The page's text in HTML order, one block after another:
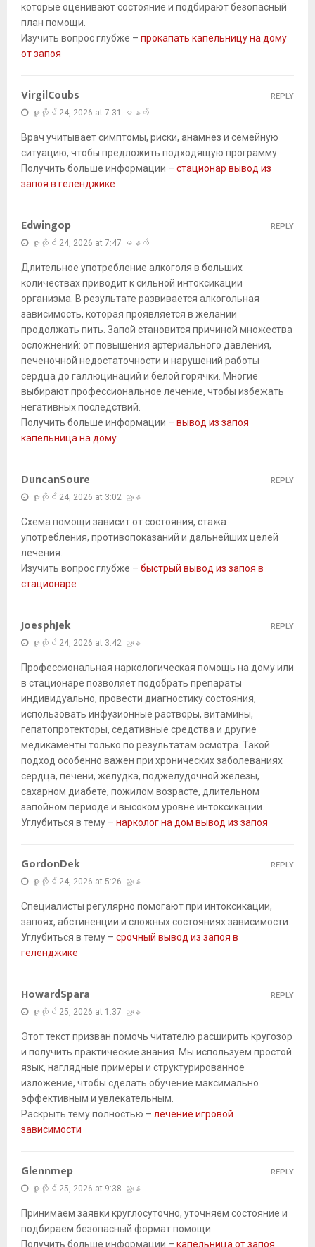
которые оценивают состояние и подбирают безопасный
план помощи.
Изучить вопрос глубже – прокапать капельницу на дому
от запоя
VirgilCoubs
ဇူလိုင် 24, 2026 at 7:31 မနက်
Врач учитывает симптомы, риски, анамнез и семейную
ситуацию, чтобы предложить подходящую программу.
Получить больше информации – стационар вывод из
запоя в геленджике
REPLY
Edwingop
ဇူလိုင် 24, 2026 at 7:47 မနက်
Длительное употребление алкоголя в больших
количествах приводит к сильной интоксикации
организма. В результате развивается алкогольная
зависимость, которая проявляется в желании
продолжать пить. Запой становится причиной множества
осложнений: от повышения артериального давления,
печеночной недостаточности и нарушений работы
сердца до галлюцинаций и белой горячки. Многие
выбирают профессиональное лечение, чтобы избежать
негативных последствий.
Получить больше информации – вывод из запоя
капельница на дому
REPLY
DuncanSoure
ဇူလိုင် 24, 2026 at 3:02 ညနေ
Схема помощи зависит от состояния, стажа
употребления, противопоказаний и дальнейших целей
лечения.
Изучить вопрос глубже – быстрый вывод из запоя в
стационаре
REPLY
JoesphJek
ဇူလိုင် 24, 2026 at 3:42 ညနေ
Профессиональная наркологическая помощь на дому или
в стационаре позволяет подобрать препараты
индивидуально, провести диагностику состояния,
использовать инфузионные растворы, витамины,
гепатопротекторы, седативные средства и другие
медикаменты только по результатам осмотра. Такой
подход особенно важен при хронических заболеваниях
сердца, печени, желудка, поджелудочной железы,
сахарном диабете, пожилом возрасте, длительном
запойном периоде и высоком уровне интоксикации.
Углубиться в тему – нарколог на дом вывод из запоя
REPLY
GordonDek
ဇူလိုင် 24, 2026 at 5:26 ညနေ
Специалисты регулярно помогают при интоксикации,
запоях, абстиненции и сложных состояниях зависимости.
Углубиться в тему – срочный вывод из запоя в
геленджике
REPLY
HowardSpara
ဇူလိုင် 25, 2026 at 1:37 ညနေ
Этот текст призван помочь читателю расширить кругозор
и получить практические знания. Мы используем простой
язык, наглядные примеры и структурированное
изложение, чтобы сделать обучение максимально
эффективным и увлекательным.
Раскрыть тему полностью – лечение игровой
зависимости
REPLY
Glennmep
ဇူလိုင် 25, 2026 at 9:38 ညနေ
Принимаем заявки круглосуточно, уточняем состояние и
подбираем безопасный формат помощи.
Получить больше информации – капельница от запоя
REPLY